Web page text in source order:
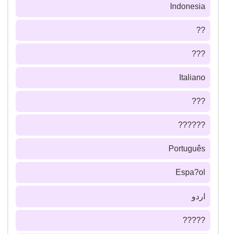
Indonesia
??
???
Italiano
???
??????
Português
Espa?ol
اردو
?????